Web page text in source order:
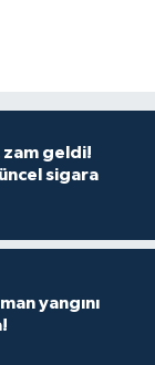
zam geldi!
sigara
yangını